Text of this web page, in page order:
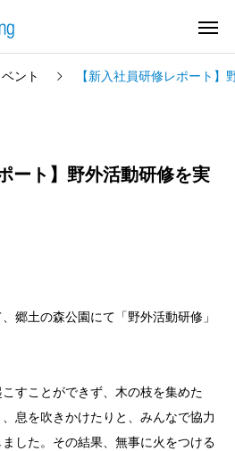
ント 【新入社員研修レポート
ート】野外活動研修を実
郷土の森公園にて「野外活動研修」
すことができず、木の枝を集めた
息を吹きかけたりと、みんなで協力
した。その結果、無事に火をつける